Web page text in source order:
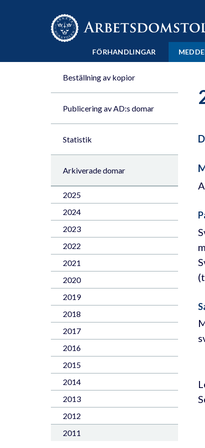
Till innehåll på sidan x
FÖRHANDLINGAR
Beställning av kopior
Publicering av AD:s domar
Statistik
Arkiverade domar
2025
2024
2023
2022
2021
2020
2019
2018
2017
2016
2015
2014
2013
2012
2011